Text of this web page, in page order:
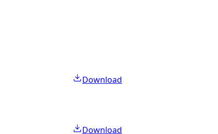
Download
Download